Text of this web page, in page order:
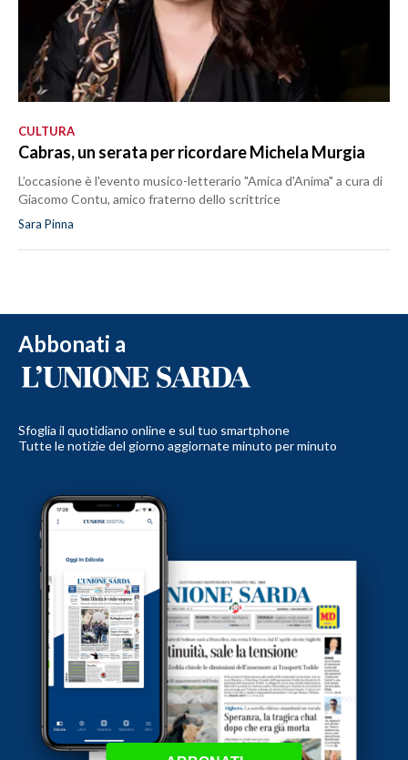
CULTURA
Cabras, un serata per ricordare Michela Murgia
L’occasione è l'evento musico-letterario "Amica d'Anima" a cura di
Giacomo Contu, amico fraterno dello scrittrice
Sara Pinna
Abbonati a
Sfoglia il quotidiano online e sul tuo smartphone
Tutte le notizie del giorno aggiornate minuto per minuto